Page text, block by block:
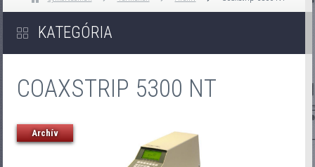
KATEGÓRIA
COAXSTRIP 5300 NT
Archív